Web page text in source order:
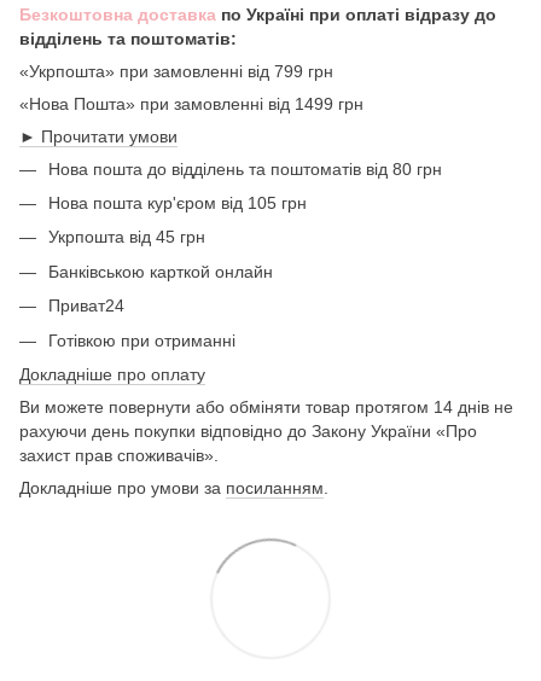
Безкоштовна доставка по Україні при оплаті відразу до
відділень та поштоматів:
«Укрпошта» при замовленні від 799 грн
«Нова Пошта» при замовленні від 1499 грн
► Прочитати умови
Нова пошта до відділень та поштоматів від 80 грн
Нова пошта кур'єром від 105 грн
Укрпошта від 45 грн
Банківською карткой онлайн
Приват24
Готівкою при отриманні
Докладніше про оплату
Ви можете повернути або обміняти товар протягом 14 днів не
рахуючи день покупки відповідно до Закону України «Про
захист прав споживачів».
Докладніше про умови за посиланням